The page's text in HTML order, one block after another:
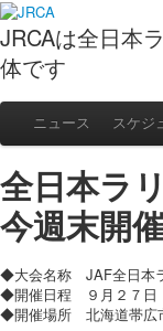
JRCAは全日本
体です
ニュース スケジ
全日本ラ
今週末開
◆大会名称 JAF全日本
◆開催日程 ９月２７日
◆開催場所 北海道帯広